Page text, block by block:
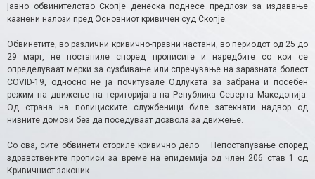
јавно обвинителство Скопје денеска поднесе предлози за издавање
казнени налози пред Основниот кривичен суд Скопје.
Обвинетите, во различни кривично-правни настани, во периодот од 25 до
29 март, не постапиле според прописите и наредбите со кои се
определуваат мерки за сузбивање или спречување на заразната болест
COVID-19, односно не ја почитувале Одлуката за забрана и посебен
режим на движење на територијата на Република Северна Македонија.
Од страна на полициските службеници биле затекнати надвор од
нивните домови без да поседуваат дозвола за движење.
Со ова, сите обвинети сториле кривично дело – Непостапување според
здравствените прописи за време на епидемија од член 206 став 1 од
Кривичниот законик.